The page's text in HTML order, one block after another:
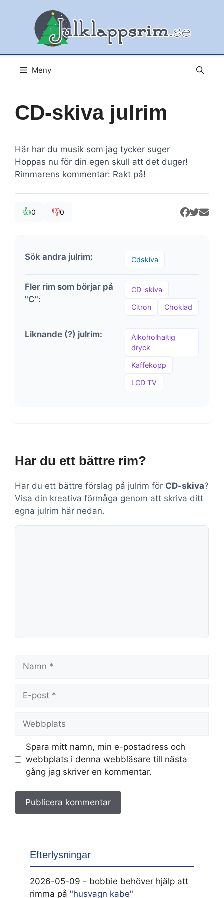
Meny
CD-skiva julrim
Här har du musik som jag tycker suger
Hoppas nu för din egen skull att det duger!
Rimmarens kommentar: Rakt på!
👍0 👎0
Sök andra julrim: Cdskiva
Fler rim som börjar på
"C":
CD-skiva
Citron Choklad
Liknande (?) julrim:
Alkoholhaltig
dryck
Kaffekopp
LCD TV
Har du ett bättre rim?
Har du ett bättre förslag på julrim för CD-skiva?
Visa din kreativa förmåga genom att skriva ditt
egna julrim här nedan.
Kommentar
post
Spara mitt namn, min e-postadress och
webbplats i denna webbläsare till nästa
gång jag skriver en kommentar.
Efterlysningar
2026-05-09 - bobbie behöver hjälp att
rimma på "husvagn kabe"